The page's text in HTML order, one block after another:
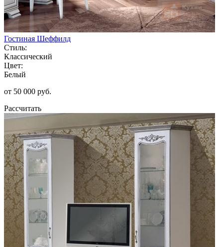
Гостиная Шеффилд
Стиль:
Классический
Цвет:
Белый
от 50 000 руб.
Рассчитать